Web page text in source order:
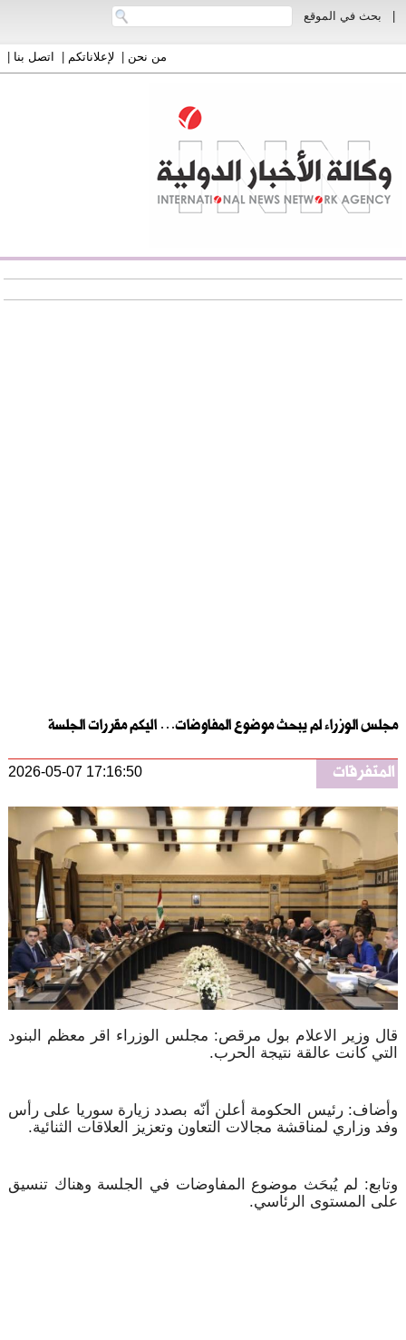
بحث في الموقع
من نحن| لإعلاناتكم| اتصل بنا|
مجلس الوزراء لم يبحث موضوع المفاوضات… اليكم مقررات الجلسة
المتفرقات 2026-05-07 17:16:50
قال وزير الاعلام بول مرقص: مجلس الوزراء اقر معظم البنود
التي كانت عالقة نتيجة الحرب.
وأضاف: رئيس الحكومة أعلن أنّه بصدد زيارة سوريا على رأس
وفد وزاري لمناقشة مجالات التعاون وتعزيز العلاقات الثنائية.
وتابع: لم يُبحَث موضوع المفاوضات في الجلسة وهناك تنسيق
على المستوى الرئاسي.